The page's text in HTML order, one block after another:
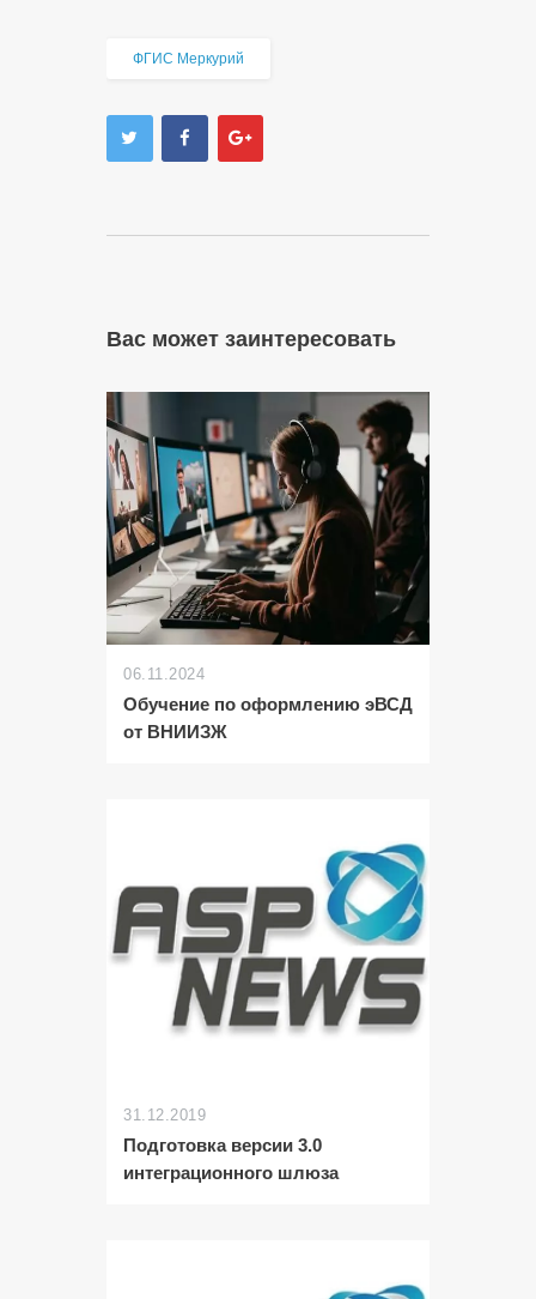
ФГИС Меркурий
Вас может заинтересовать
06.11.2024
Обучение по оформлению эВСД
от ВНИИЗЖ
31.12.2019
Подготовка версии 3.0
интеграционного шлюза